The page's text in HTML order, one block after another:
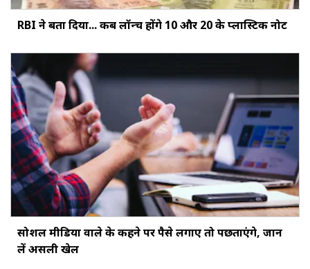
RBI ने बता दिया... कब लॉन्च होंगे ₹10 और ₹20 के प्लास्टिक नोट
सोशल मीडिया वाले के कहने पर पैसे लगाए तो पछताएंगे, जान
लें असली खेल